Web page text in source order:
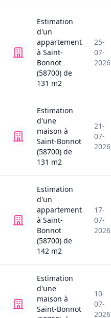
Estimation
d'un
appartement
à Saint-
Bonnot
(58700) de
131 m2
25-
07-
2026
Estimation
d'une
maison à
Saint-Bonnot
(58700) de
131 m2
21-
07-
2026
Estimation
d'un
appartement
à Saint-
Bonnot
(58700) de
142 m2
17-
07-
2026
Estimation
d'une
maison à
Saint-Bonnot
10-
07-
2026